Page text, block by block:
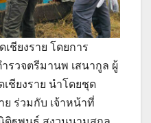
ชียงราย โดยการ
รวจตรีมานพ เสนากูล ผู้
ชียงราย นำโดยชุด
ย ร่วมกับ เจ้าหน้าที่